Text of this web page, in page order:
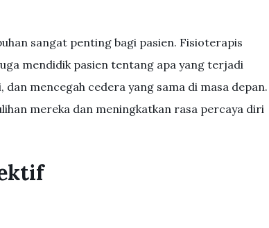
sangat penting bagi pasien. Fisioterapis
mendidik pasien tentang apa yang terjadi
mencegah cedera yang sama di masa depan.
mereka dan meningkatkan rasa percaya diri